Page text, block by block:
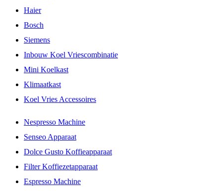
Haier
Bosch
Siemens
Inbouw Koel Vriescombinatie
Mini Koelkast
Klimaatkast
Koel Vries Accessoires
Nespresso Machine
Senseo Apparaat
Dolce Gusto Koffieapparaat
Filter Koffiezetapparaat
Espresso Machine